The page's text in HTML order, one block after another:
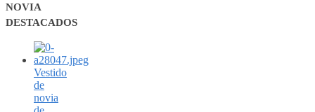
NOVIA
DESTACADOS
Vestido
de
novia